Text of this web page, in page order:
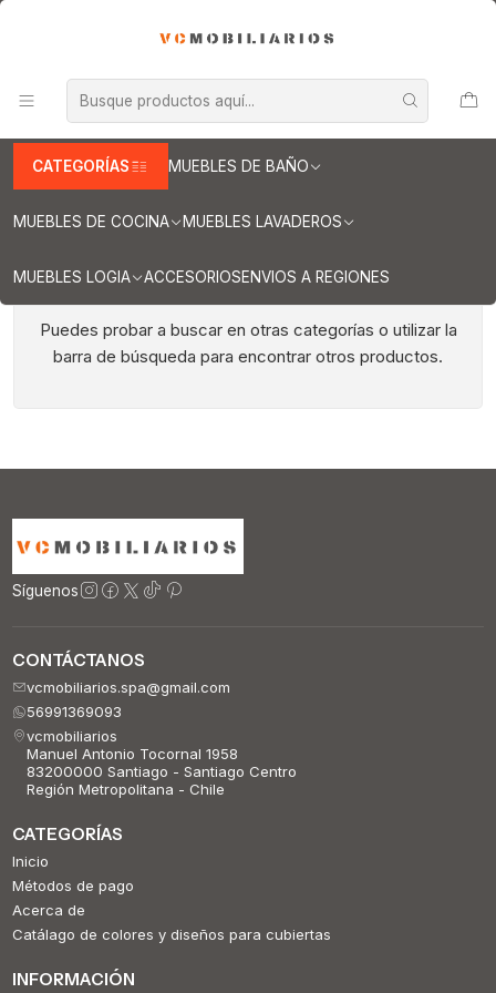
CATEGORÍAS MUEBLES DE BAÑO
MUEBLES DE COCINA MUEBLES LAVADEROS
MUEBLES LOGIA ACCESORIOSENVIOS A REGIONES
Mueble para encimera de 60 cm
Mueble para encimera de 60 cm
Puedes probar a buscar en otras categorías o utilizar la
barra de búsqueda para encontrar otros productos.
Síguenos
CONTÁCTANOS
vcmobiliarios.spa@gmail.com
56991369093
vcmobiliarios
Manuel Antonio Tocornal 1958
83200000 Santiago - Santiago Centro
Región Metropolitana - Chile
CATEGORÍAS
Inicio
Métodos de pago
Acerca de
Catálago de colores y diseños para cubiertas
INFORMACIÓN